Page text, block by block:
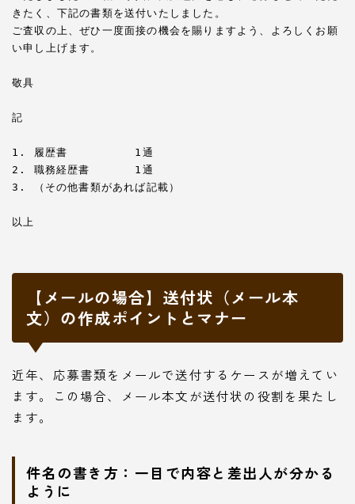
きたく、下記の書類を送付いたしました。
ご査収の上、ぜひ一度面接の機会を賜りますよう、よろしくお願
い申し上げます。
敬具
記
1. 履歴書　　　　　　1通
2. 職務経歴書　　　　1通
3. （その他書類があれば記載）
【メールの場合】送付状（メール本
文）の作成ポイントとマナー
近年、応募書類をメールで送付するケースが増えてい
ます。この場合、メール本文が送付状の役割を果たし
ます。
件名の書き方：一目で内容と差出人が分かる
ように